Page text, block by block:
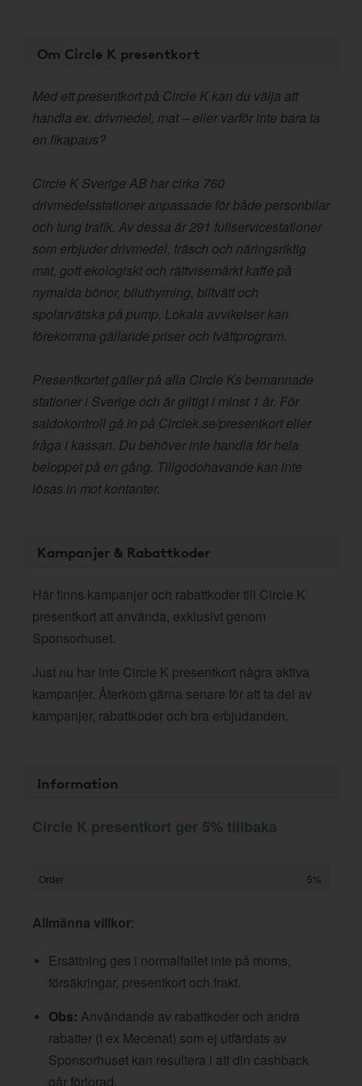
Om Circle K presentkort
Med ett presentkort på Circle K kan du välja att
handla ex. drivmedel, mat – eller varför inte bara ta
en fikapaus?
Circle K Sverige AB har cirka 760
drivmedelsstationer anpassade för både personbilar
och tung trafik. Av dessa är 291 fullservicestationer
som erbjuder drivmedel, fräsch och näringsriktig
mat, gott ekologiskt och rättvisemärkt kaffe på
nymalda bönor, biluthyrning, biltvätt och
spolarvätska på pump. Lokala avvikelser kan
förekomma gällande priser och tvättprogram.
Presentkortet gäller på alla Circle Ks bemannade
stationer i Sverige och är giltigt i minst 1 år. För
saldokontroll gå in på Circlek.se/presentkort eller
fråga i kassan. Du behöver inte handla för hela
beloppet på en gång. Tillgodohavande kan inte
lösas in mot kontanter.
Kampanjer & Rabattkoder
Här finns kampanjer och rabattkoder till Circle K
presentkort att använda, exklusivt genom
Sponsorhuset.
Just nu har inte Circle K presentkort några aktiva
kampanjer. Återkom gärna senare för att ta del av
kampanjer, rabattkoder och bra erbjudanden.
Information
Circle K presentkort ger 5% tillbaka
Order 5%
Allmänna villkor:
Ersättning ges i normalfallet inte på moms,
försäkringar, presentkort och frakt.
Obs: Användande av rabattkoder och andra
rabatter (t ex Mecenat) som ej utfärdats av
Sponsorhuset kan resultera i att din cashback
går förlorad.